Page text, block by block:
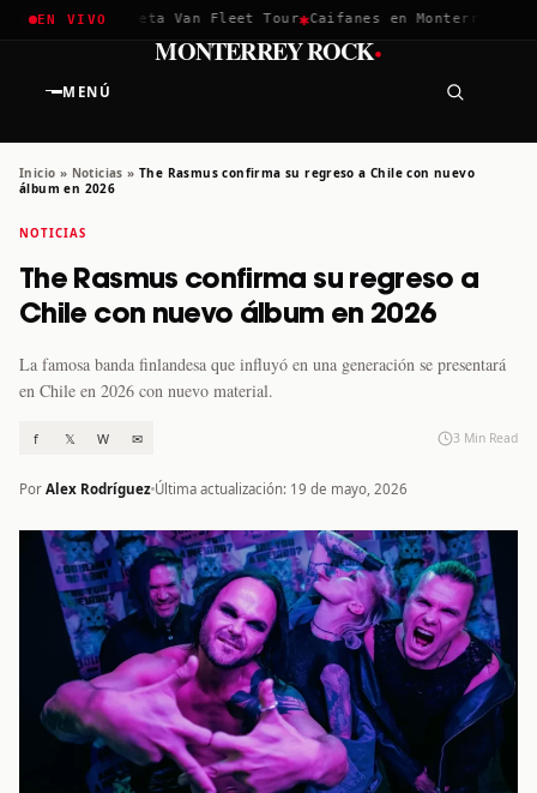
EN VIVO
2026 ✱Greta Van Fleet Tour✱Caifanes en Monterrey · 12
MENÚ
MONTERREY ROCK·
Inicio » Noticias » The Rasmus confirma su regreso a Chile con nuevo
álbum en 2026
NOTICIAS
The Rasmus confirma su regreso a
Chile con nuevo álbum en 2026
La famosa banda finlandesa que influyó en una generación se presentará
en Chile en 2026 con nuevo material.
f 𝕏 W ✉ 3 Min Read
Por Alex Rodríguez Última actualización: 19 de mayo, 2026